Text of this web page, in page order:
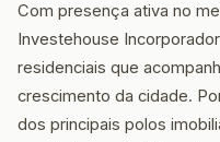
Com presença ativa no
Investehouse
residenciais que
crescimento da cidade.
dos principais polos